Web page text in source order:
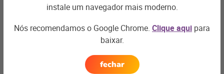
como aproveitar melhor as oportunidades
que surgirão
+ saiba mais
instale um navegador mais moderno.
Nós recomendamos o Google Chrome. Clique aqui para
baixar.
fechar